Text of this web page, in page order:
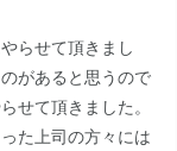
らせて頂きまし
があると思うので
せて頂きました。
た上司の方々には